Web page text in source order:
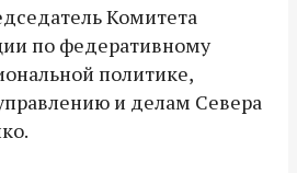
Комитета
по федеративному
политике,
и делам Севера